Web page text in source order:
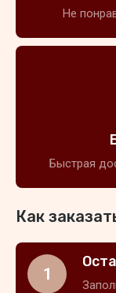
Не
Быстрая
Как
1